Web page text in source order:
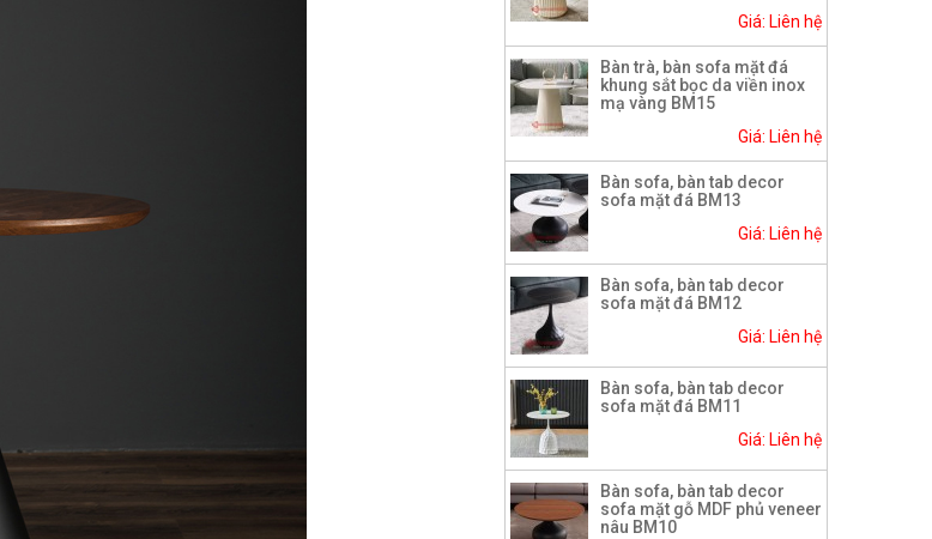
Giá: Liên hệ
Bàn trà, bàn sofa mặt đá
khung sắt bọc da viền inox
mạ vàng BM15
Giá: Liên hệ
Bàn sofa, bàn tab decor
sofa mặt đá BM13
Giá: Liên hệ
Bàn sofa, bàn tab decor
sofa mặt đá BM12
Giá: Liên hệ
Bàn sofa, bàn tab decor
sofa mặt đá BM11
Giá: Liên hệ
Bàn sofa, bàn tab decor
sofa mặt gỗ MDF phủ veneer
nâu BM10